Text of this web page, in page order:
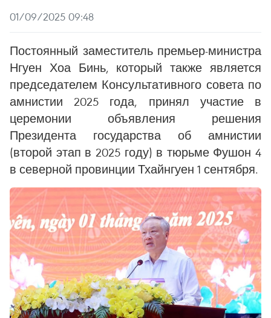
01/09/2025 09:48
Постоянный заместитель премьер-министра
Нгуен Хоа Бинь, который также является
председателем Консультативного совета по
амнистии 2025 года, принял участие в
церемонии объявления решения
Президента государства об амнистии
(второй этап в 2025 году) в тюрьме Фушон 4
в северной провинции Тхайнгуен 1 сентября.